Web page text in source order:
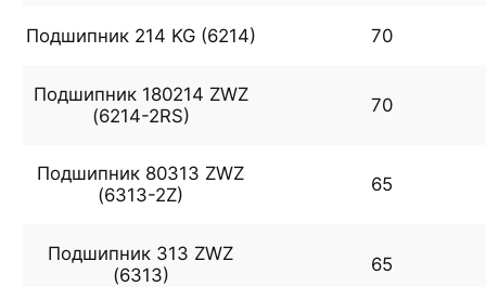
Подшипник 214 KG (6214) 70
Подшипник 180214 ZWZ
(6214-2RS)
70
Подшипник 80313 ZWZ
(6313-2Z)
65
Подшипник 313 ZWZ
(6313)
65